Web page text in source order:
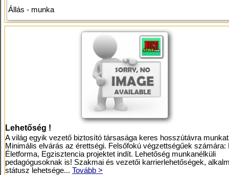
Állás - munka
Lehetőség !
A világ egyik vezető biztosító társasága keres hosszútávra
Minimális elvárás az érettségi. Felsőfokú végzettségűek számára:
Életforma, Egzisztencia projektet indít. Lehetőség munkanélküli
pedagógusoknak is! Szakmai és vezetői karrierlehetőségek,
státusz lehetsége... Tovább >